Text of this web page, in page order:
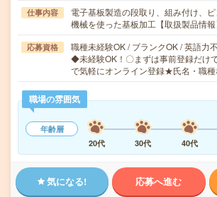
仕事内容
電子基板製造の段取り、組み付け、ピ
機械を使った基板加工【取扱製品情
応募資格
職種未経験OK / ブランクOK / 英語力
◆未経験OK！〇まずは事前登録だけ
で気軽にオンライン登録★氏名・職
職場の雰囲気
年齢層
20代
30代 40代
気になる! 応募へ進む